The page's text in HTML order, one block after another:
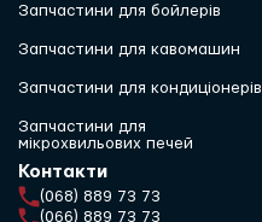
Запчастини для бойлерів
Запчастини для кавомашин
Запчастини для кондиціонерів
Запчастини для
мікрохвильових печей
Контакти
(068) 889 73 73
(066) 889 73 73